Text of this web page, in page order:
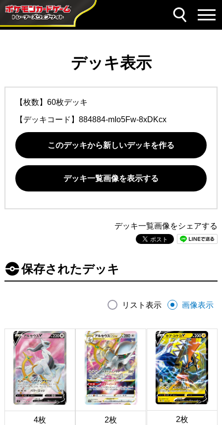
デッキ表示
【枚数】60枚デッキ
【デッキコード】 884884-mIo5Fw-8xDKcx
このデッキから新しいデッキを作る
デッキ一覧画像を表示する
デッキ一覧画像をシェアする
保存されたデッキ
リスト表示 画像表示
4枚 2枚 2枚